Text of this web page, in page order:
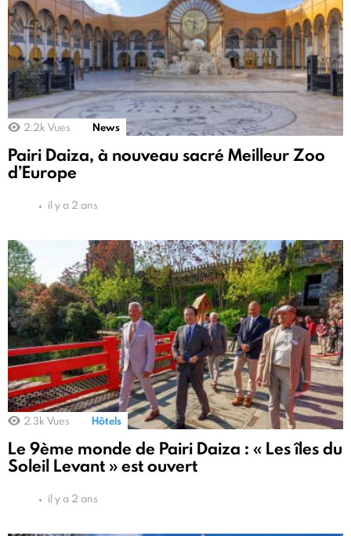
2.2k Vues News
Pairi Daiza, à nouveau sacré Meilleur Zoo
d’Europe
il y a 2 ans
2.3k Vues Hôtels
Le 9ème monde de Pairi Daiza : « Les îles du
Soleil Levant » est ouvert
il y a 2 ans